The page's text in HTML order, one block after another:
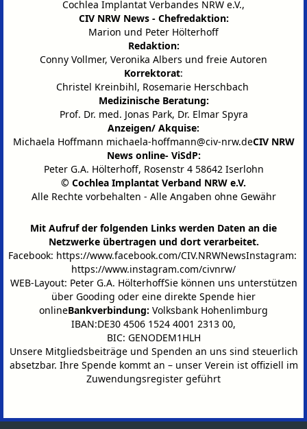
Cochlea Implantat Verbandes NRW e.V.,
CIV NRW News - Chefredaktion:
Marion und Peter Hölterhoff
Redaktion:
Conny Vollmer, Veronika Albers und freie Autoren
Korrektorat:
Christel Kreinbihl, Rosemarie Herschbach
Medizinische Beratung:
Prof. Dr. med. Jonas Park, Dr. Elmar Spyra
Anzeigen/ Akquise:
Michaela Hoffmann michaela-hoffmann@civ-nrw.deCIV NRW
News online- ViSdP:
Peter G.A. Hölterhoff, Rosenstr 4 58642 Iserlohn
© Cochlea Implantat Verband NRW e.V.
Alle Rechte vorbehalten - Alle Angaben ohne Gewähr
Mit Aufruf der folgenden Links werden Daten an die
Netzwerke übertragen und dort verarbeitet.
Facebook: https://www.facebook.com/CIV.NRWNewsInstagram:
https://www.instagram.com/civnrw/
WEB-Layout: Peter G.A. HölterhoffSie können uns unterstützen
über Gooding oder eine direkte Spende hier
onlineBankverbindung: Volksbank Hohenlimburg
IBAN:DE30 4506 1524 4001 2313 00,
BIC: GENODEM1HLH
Unsere Mitgliedsbeiträge und Spenden an uns sind steuerlich
absetzbar. Ihre Spende kommt an – unser Verein ist offiziell im
Zuwendungsregister geführt